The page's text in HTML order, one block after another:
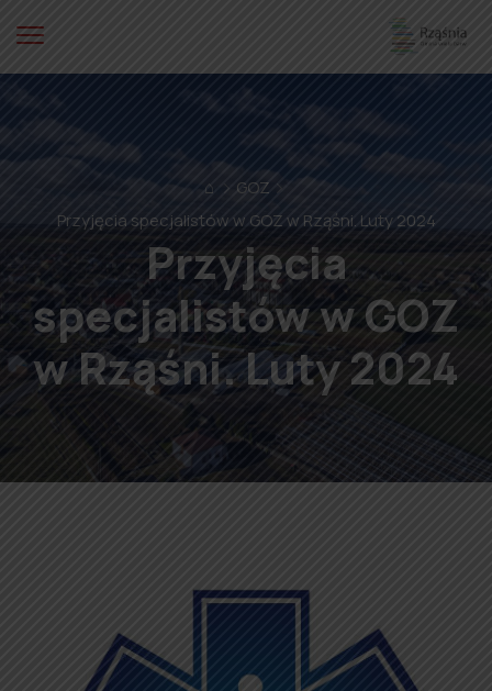
⌂
GOZ
Przyjęcia specjalistów w GOZ w Rząśni. Luty 2024
Przyjęcia
specjalistów w GOZ
w Rząśni. Luty 2024